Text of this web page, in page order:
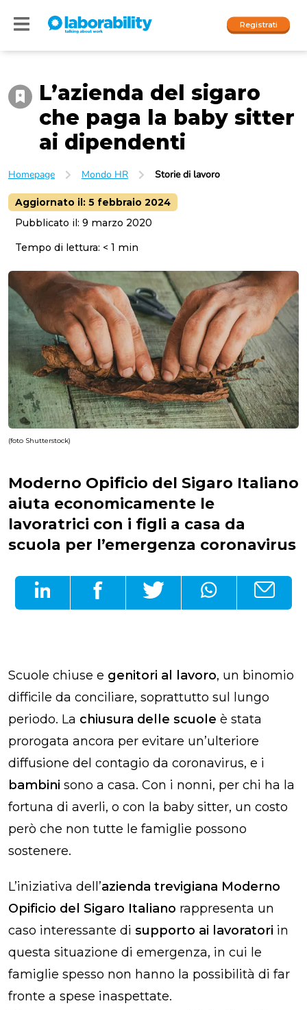
Registrati
I nostri social
Accedi
People
Company
L’azienda del sigaro
che paga la baby sitter
ai dipendenti
Homepage Mondo HR Storie di lavoro
Aggiornato il: 5 febbraio 2024
Pubblicato il: 9 marzo 2020
Tempo di lettura: < 1 min
(foto Shutterstock)
Moderno Opificio del Sigaro Italiano
aiuta economicamente le
lavoratrici con i figli a casa da
scuola per l’emergenza coronavirus
Scuole chiuse e genitori al lavoro, un binomio
difficile da conciliare, soprattutto sul lungo
periodo. La chiusura delle scuole è stata
prorogata ancora per evitare un’ulteriore
diffusione del contagio da coronavirus, e i
bambini sono a casa. Con i nonni, per chi ha la
fortuna di averli, o con la baby sitter, un costo
però che non tutte le famiglie possono
sostenere.
L’iniziativa dell’azienda trevigiana Moderno
Opificio del Sigaro Italiano rappresenta un
caso interessante di supporto ai lavoratori in
questa situazione di emergenza, in cui le
famiglie spesso non hanno la possibilità di far
fronte a spese inaspettate.